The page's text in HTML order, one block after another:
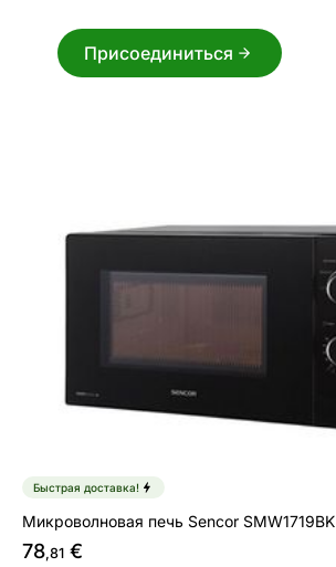
Быстрая доставка!
Микроволновая печь Sencor SMW1719BK
78,81 €
Присоединиться